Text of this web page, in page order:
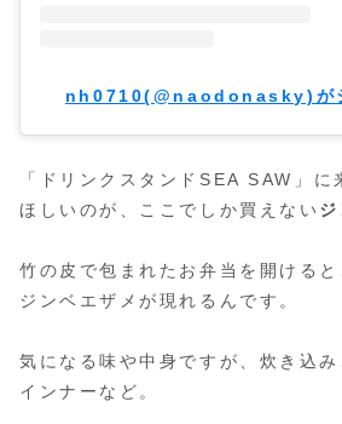
nh0710(@naodonasky)が
「ドリンクスタンドSEA SAW」に
ほしいのが、ここでしか買えない
竹の皮で包まれたお弁当を開ける
ジンベエザメが現れるんです。
気になる味や中身ですが、炊き込
インナーなど。